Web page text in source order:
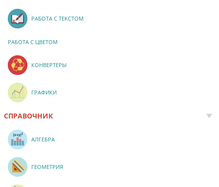
РАБОТА С ТЕКСТОМ
РАБОТА С ЦВЕТОМ
КОНВЕРТЕРЫ
ГРАФИКИ
СПРАВОЧНИК
АЛГЕБРА
ГЕОМЕТРИЯ